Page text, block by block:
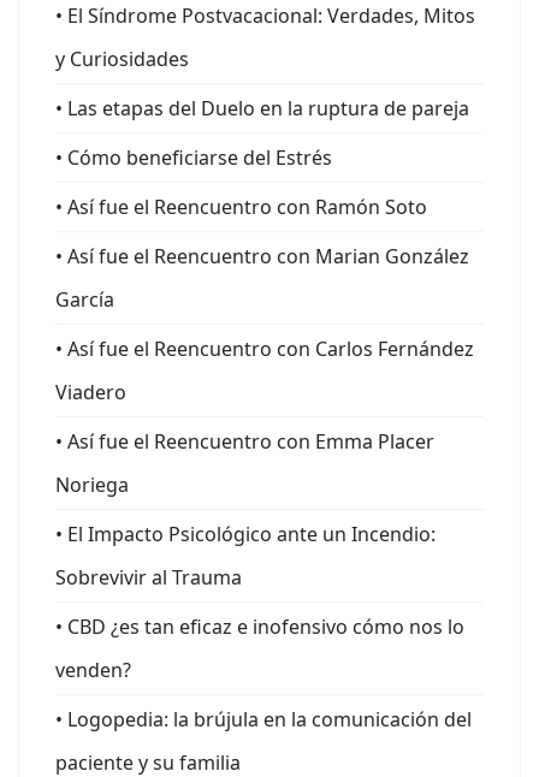
• El Síndrome Postvacacional: Verdades, Mitos
y Curiosidades
• Las etapas del Duelo en la ruptura de pareja
• Cómo beneficiarse del Estrés
• Así fue el Reencuentro con Ramón Soto
• Así fue el Reencuentro con Marian González
García
• Así fue el Reencuentro con Carlos Fernández
Viadero
• Así fue el Reencuentro con Emma Placer
Noriega
• El Impacto Psicológico ante un Incendio:
Sobrevivir al Trauma
• CBD ¿es tan eficaz e inofensivo cómo nos lo
venden?
• Logopedia: la brújula en la comunicación del
paciente y su familia